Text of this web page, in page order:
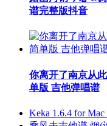
谱完整版抖音
你离开了南京从
单版 吉他弹唱谱
Keka 1.6.4 for